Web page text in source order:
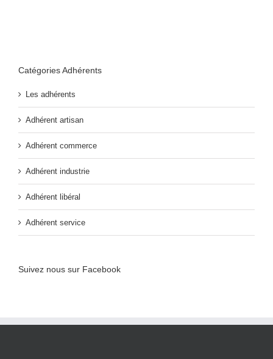
Catégories Adhérents
Les adhérents
Adhérent artisan
Adhérent commerce
Adhérent industrie
Adhérent libéral
Adhérent service
Suivez nous sur Facebook